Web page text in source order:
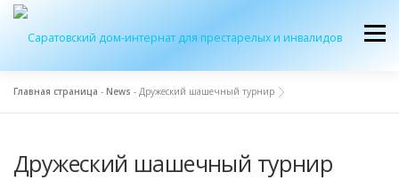
Перейти
содержимому
Меню
Главная страница - News - Дружеский шашечный турнир
Дружеский шашечный турнир